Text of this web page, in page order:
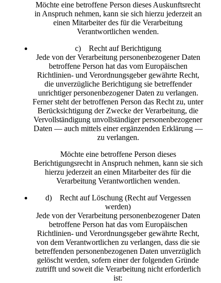
Möchte eine betroffene Person dieses Auskunftsrecht
in Anspruch nehmen, kann sie sich hierzu jederzeit an
einen Mitarbeiter des für die Verarbeitung
Verantwortlichen wenden.
c) Recht auf Berichtigung
Jede von der Verarbeitung personenbezogener Daten
betroffene Person hat das vom Europäischen
Richtlinien- und Verordnungsgeber gewährte Recht,
die unverzügliche Berichtigung sie betreffender
unrichtiger personenbezogener Daten zu verlangen.
Ferner steht der betroffenen Person das Recht zu, unter
Berücksichtigung der Zwecke der Verarbeitung, die
Vervollständigung unvollständiger personenbezogener
Daten — auch mittels einer ergänzenden Erklärung —
zu verlangen.
Möchte eine betroffene Person dieses
Berichtigungsrecht in Anspruch nehmen, kann sie sich
hierzu jederzeit an einen Mitarbeiter des für die
Verarbeitung Verantwortlichen wenden.
d) Recht auf Löschung (Recht auf Vergessen
werden)
Jede von der Verarbeitung personenbezogener Daten
betroffene Person hat das vom Europäischen
Richtlinien- und Verordnungsgeber gewährte Recht,
von dem Verantwortlichen zu verlangen, dass die sie
betreffenden personenbezogenen Daten unverzüglich
gelöscht werden, sofern einer der folgenden Gründe
zutrifft und soweit die Verarbeitung nicht erforderlich
ist: